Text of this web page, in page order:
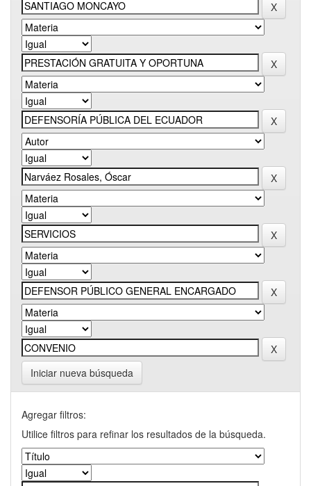
Iniciar nueva búsqueda
Agregar filtros:
Utilice filtros para refinar los resultados de la búsqueda.